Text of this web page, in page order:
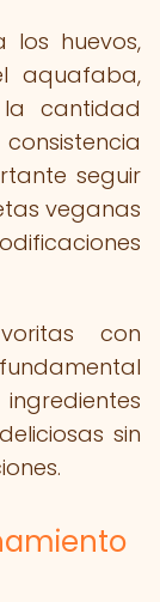
los huevos,
aquafaba,
cantidad
seguir
veganas
con
sin